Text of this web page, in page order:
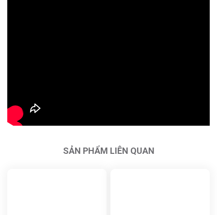
SẢN PHẨM LIÊN QUAN